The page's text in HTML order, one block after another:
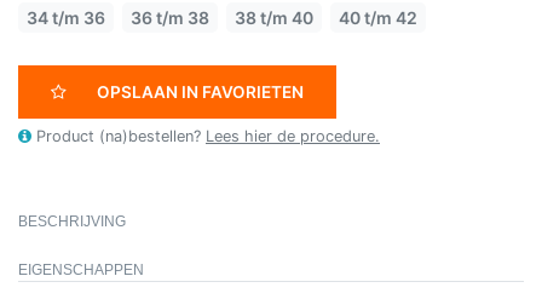
34 t/m 36 36 t/m 38 38 t/m 40 40 t/m 42
OPSLAAN IN FAVORIETEN
Product (na)bestellen? Lees hier de procedure.
BESCHRIJVING
EIGENSCHAPPEN